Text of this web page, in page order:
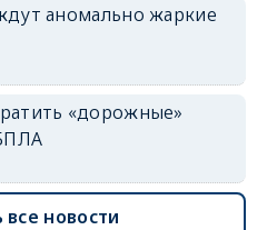
аномально жаркие
«дорожные»
все новости